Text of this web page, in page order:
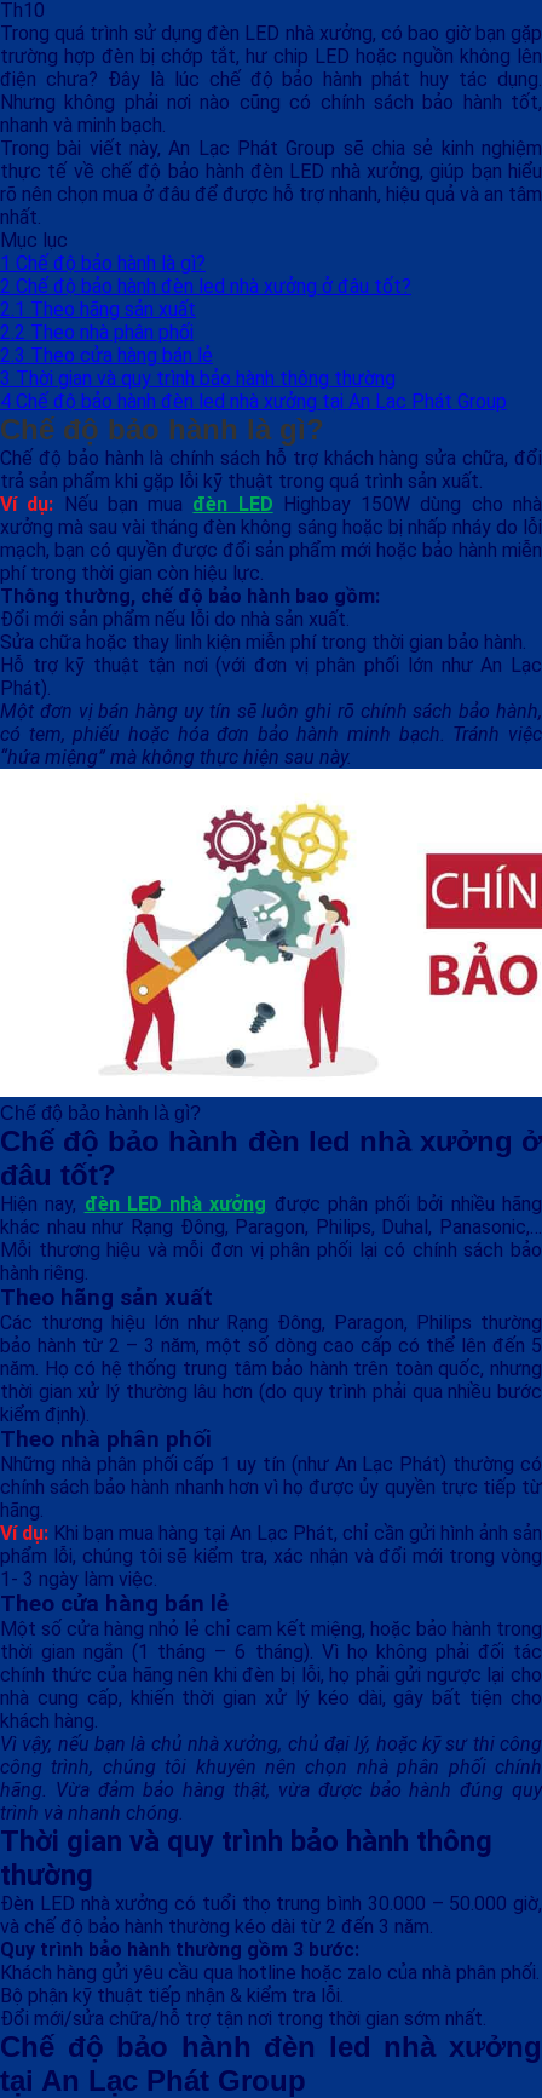
Th10
Trong quá trình sử dụng đèn LED nhà xưởng, có bao giờ bạn gặp
trường hợp đèn bị chớp tắt, hư chip LED hoặc nguồn không lên
điện chưa? Đây là lúc chế độ bảo hành phát huy tác dụng.
Nhưng không phải nơi nào cũng có chính sách bảo hành tốt,
nhanh và minh bạch.
Trong bài viết này, An Lạc Phát Group sẽ chia sẻ kinh nghiệm
thực tế về chế độ bảo hành đèn LED nhà xưởng, giúp bạn hiểu
rõ nên chọn mua ở đâu để được hỗ trợ nhanh, hiệu quả và an tâm
nhất.
Mục lục
1 Chế độ bảo hành là gì?
2 Chế độ bảo hành đèn led nhà xưởng ở đâu tốt?
2.1 Theo hãng sản xuất
2.2 Theo nhà phân phối
2.3 Theo cửa hàng bán lẻ
3 Thời gian và quy trình bảo hành thông thường
4 Chế độ bảo hành đèn led nhà xưởng tại An Lạc Phát Group
Chế độ bảo hành là gì?
Chế độ bảo hành là chính sách hỗ trợ khách hàng sửa chữa, đổi
trả sản phẩm khi gặp lỗi kỹ thuật trong quá trình sản xuất.
Ví dụ: Nếu bạn mua đèn LED Highbay 150W dùng cho nhà
xưởng mà sau vài tháng đèn không sáng hoặc bị nhấp nháy do lỗi
mạch, bạn có quyền được đổi sản phẩm mới hoặc bảo hành miễn
phí trong thời gian còn hiệu lực.
Thông thường, chế độ bảo hành bao gồm:
Đổi mới sản phẩm nếu lỗi do nhà sản xuất.
Sửa chữa hoặc thay linh kiện miễn phí trong thời gian bảo hành.
Hỗ trợ kỹ thuật tận nơi (với đơn vị phân phối lớn như An Lạc
Phát).
Một đơn vị bán hàng uy tín sẽ luôn ghi rõ chính sách bảo hành,
có tem, phiếu hoặc hóa đơn bảo hành minh bạch. Tránh việc
“hứa miệng” mà không thực hiện sau này.
Chế độ bảo hành là gì?
Chế độ bảo hành đèn led nhà xưởng ở
đâu tốt?
Hiện nay, đèn LED nhà xưởng được phân phối bởi nhiều hãng
khác nhau như Rạng Đông, Paragon, Philips, Duhal, Panasonic,…
Mỗi thương hiệu và mỗi đơn vị phân phối lại có chính sách bảo
hành riêng.
Theo hãng sản xuất
Các thương hiệu lớn như Rạng Đông, Paragon, Philips thường
bảo hành từ 2 – 3 năm, một số dòng cao cấp có thể lên đến 5
năm. Họ có hệ thống trung tâm bảo hành trên toàn quốc, nhưng
thời gian xử lý thường lâu hơn (do quy trình phải qua nhiều bước
kiểm định).
Theo nhà phân phối
Những nhà phân phối cấp 1 uy tín (như An Lạc Phát) thường có
chính sách bảo hành nhanh hơn vì họ được ủy quyền trực tiếp từ
hãng.
Ví dụ: Khi bạn mua hàng tại An Lạc Phát, chỉ cần gửi hình ảnh sản
phẩm lỗi, chúng tôi sẽ kiểm tra, xác nhận và đổi mới trong vòng
1- 3 ngày làm việc.
Theo cửa hàng bán lẻ
Một số cửa hàng nhỏ lẻ chỉ cam kết miệng, hoặc bảo hành trong
thời gian ngắn (1 tháng – 6 tháng). Vì họ không phải đối tác
chính thức của hãng nên khi đèn bị lỗi, họ phải gửi ngược lại cho
nhà cung cấp, khiến thời gian xử lý kéo dài, gây bất tiện cho
khách hàng.
Vì vậy, nếu bạn là chủ nhà xưởng, chủ đại lý, hoặc kỹ sư thi công
công trình, chúng tôi khuyên nên chọn nhà phân phối chính
hãng. Vừa đảm bảo hàng thật, vừa được bảo hành đúng quy
trình và nhanh chóng.
Thời gian và quy trình bảo hành thông
thường
Đèn LED nhà xưởng có tuổi thọ trung bình 30.000 – 50.000 giờ,
và chế độ bảo hành thường kéo dài từ 2 đến 3 năm.
Quy trình bảo hành thường gồm 3 bước:
Khách hàng gửi yêu cầu qua hotline hoặc zalo của nhà phân phối.
Bộ phận kỹ thuật tiếp nhận & kiểm tra lỗi.
Đổi mới/sửa chữa/hỗ trợ tận nơi trong thời gian sớm nhất.
Chế độ bảo hành đèn led nhà xưởng
tại An Lạc Phát Group